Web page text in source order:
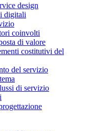
design
digitali
coinvolti
di valore
costitutivi del
del servizio
di servizio